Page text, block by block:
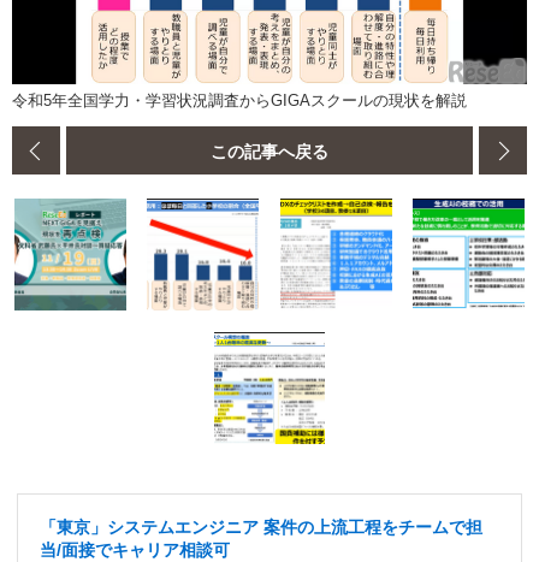
令和5年全国学力・学習状況調査からGIGAスクールの現状を解説
この記事へ戻る
「東京」システムエンジニア 案件の上流工程をチームで担
当/面接でキャリア相談可